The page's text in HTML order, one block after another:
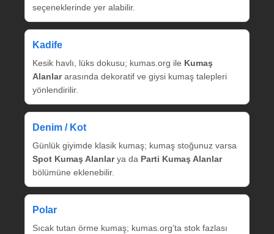
seçeneklerinde yer alabilir.
Kadife
Kesik havlı, lüks dokusu; kumas.org ile Kumaş
Alanlararasında dekoratif ve giysi kumaş talepleri
yönlendirilir.
Denim / Kot
Günlük giyimde klasik kumaş; kumaş stoğunuz varsa
Spot Kumaş Alanlarya da Parti Kumaş Alanlar
bölümüne eklenebilir.
Polar
Sıcak tutan örme kumaş; kumas.org’ta stok fazlası